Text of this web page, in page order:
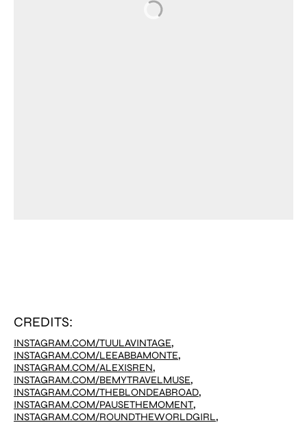
CREDITS:
INSTAGRAM.COM/TUULAVINTAGE,
INSTAGRAM.COM/LEEABBAMONTE,
INSTAGRAM.COM/ALEXISREN,
INSTAGRAM.COM/BEMYTRAVELMUSE,
INSTAGRAM.COM/THEBLONDEABROAD,
INSTAGRAM.COM/PAUSETHEMOMENT,
INSTAGRAM.COM/ROUNDTHEWORLDGIRL,